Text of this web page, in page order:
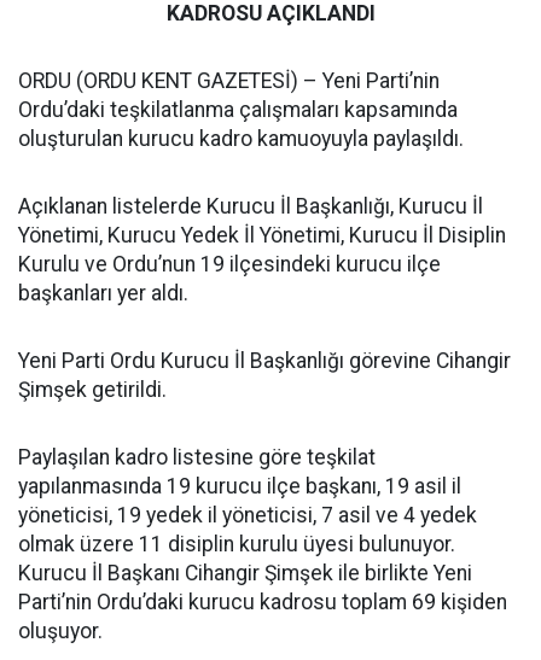
KADROSU AÇIKLANDI
ORDU (ORDU KENT GAZETESİ) – Yeni Parti’nin
Ordu’daki teşkilatlanma çalışmaları kapsamında
oluşturulan kurucu kadro kamuoyuyla paylaşıldı.
Açıklanan listelerde Kurucu İl Başkanlığı, Kurucu İl
Yönetimi, Kurucu Yedek İl Yönetimi, Kurucu İl Disiplin
Kurulu ve Ordu’nun 19 ilçesindeki kurucu ilçe
başkanları yer aldı.
Yeni Parti Ordu Kurucu İl Başkanlığı görevine Cihangir
Şimşek getirildi.
Paylaşılan kadro listesine göre teşkilat
yapılanmasında 19 kurucu ilçe başkanı, 19 asil il
yöneticisi, 19 yedek il yöneticisi, 7 asil ve 4 yedek
olmak üzere 11 disiplin kurulu üyesi bulunuyor.
Kurucu İl Başkanı Cihangir Şimşek ile birlikte Yeni
Parti’nin Ordu’daki kurucu kadrosu toplam 69 kişiden
oluşuyor.